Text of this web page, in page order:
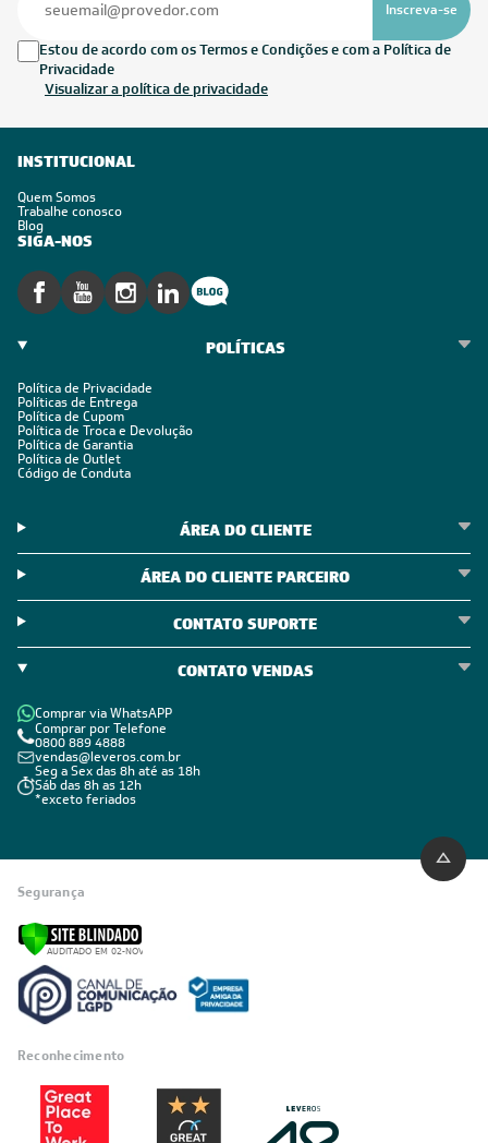
Inscreva-se
Estou de acordo com os Termos e Condições e com a Política de
Privacidade
Visualizar a política de privacidade
INSTITUCIONAL
Quem Somos
Trabalhe conosco
Blog
SIGA-NOS
POLÍTICAS
Política de Privacidade
Políticas de Entrega
Política de Cupom
Política de Troca e Devolução
Política de Garantia
Política de Outlet
Código de Conduta
ÁREA DO CLIENTE
ÁREA DO CLIENTE PARCEIRO
CONTATO SUPORTE
CONTATO VENDAS
Comprar via WhatsAPP
Comprar por Telefone
0800 889 4888
vendas@leveros.com.br
Seg a Sex das 8h até as 18h
Sáb das 8h as 12h
*exceto feriados
Segurança
Reconhecimento